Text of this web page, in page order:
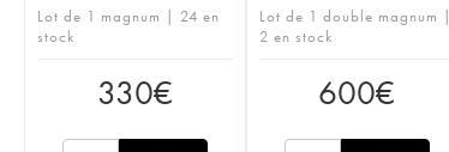
Lot de 1 magnum | 24 en
stock
330€
Lot de 1 double magnum |
2 en stock
600€